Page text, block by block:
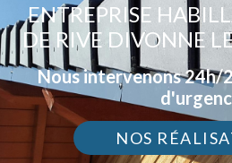
ENTREPRISE
DE RIVE DIVONNE
Nous intervenons 24h/
NOS